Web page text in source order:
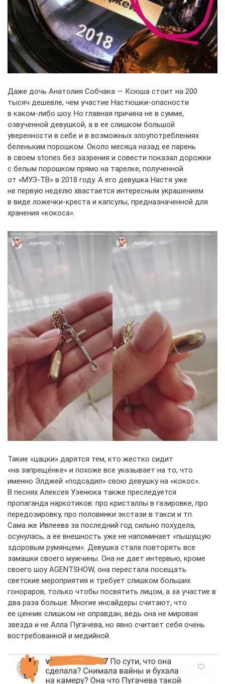
Даже дочь Анатолия Собчака — Ксюша стоит на 200
тысяч дешевле, чем участие Настюшки-опасности
в каком-либо шоу. Но главная причина не в сумме,
озвученной девушкой, а в ее слишком большой
уверенности в себе и в возможных злоупотреблениях
беленьким порошком. Около месяца назад ее парень
в своем stories без зазрения и совести показал дорожки
с белым порошком прямо на тарелке, полученной
от «МУЗ-ТВ» в 2018 году. А его девушка Настя уже
не первую неделю хвастается интересным украшением
в виде ложечки-креста и капсулы, предназначенной для
хранения «кокоса».
Такие «цацки» дарятся тем, кто жестко сидит
«на запрещёнке» и похоже все указывает на то, что
именно Элджей «подсадил» свою девушку на «кокос».
В песнях Алексея Узенюка также преследуется
пропаганда наркотиков: про кристаллы в газировке, про
передозировку, про половинки экстази в такси и тп.
Сама же Ивлеева за последний год сильно похудела,
осунулась, а ее внешность уже не напоминает «пышущую
здоровым румянцем». Девушка стала повторять все
замашки своего мужчины. Она не дает интервью, кроме
своего шоу AGENTSHOW, она перестала посещать
светские мероприятия и требует слишком больших
гонораров, только чтобы посвятить лицом, а за участие в
два раза больше. Многие инсайдеры считают, что
ее ценник слишком не оправдан, ведь она не мировая
звезда и не Алла Пугачева, но явно считает себя очень
востребованной и медийной.